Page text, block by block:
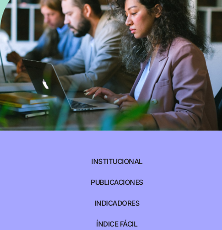
INSTITUCIONAL
PUBLICACIONES
INDICADORES
ÍNDICE FÁCIL